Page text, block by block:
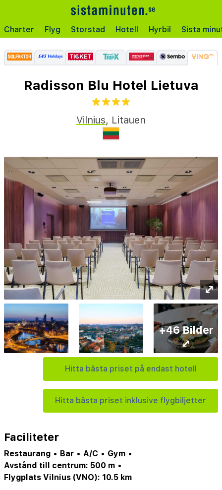
Charter Flyg Storstad Hotell Hyrbil Sista
Radisson Blu Hotel Lietuva
Vilnius, Litauen
⤢
Hitta bästa priset på endast hotell
Hitta bästa priset inklusive flygbiljetter
+46 Bilder
⤢
Faciliteter
Restaurang • Bar • A/C • Gym •
Avstånd till centrum: 500 m •
Flygplats Vilnius (VNO): 10.5 km